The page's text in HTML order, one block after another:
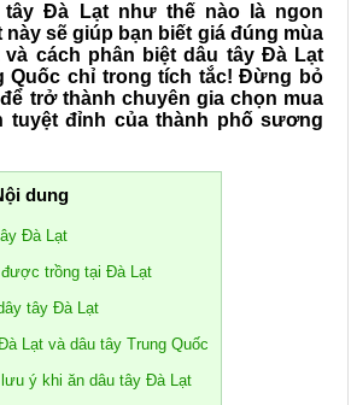
tây Đà Lạt như thế nào là ngon
sẽ giúp bạn biết giá đúng mùa
cách phân biệt dâu tây Đà Lạt
Quốc chỉ trong tích tắc! Đừng bỏ
trở thành chuyên gia chọn mua
tuyệt đỉnh của thành phố sương
dung
Đà Lạt
trồng tại Đà Lạt
tây Đà Lạt
Lạt và dâu tây Trung Quốc
ý khi ăn dâu tây Đà Lạt